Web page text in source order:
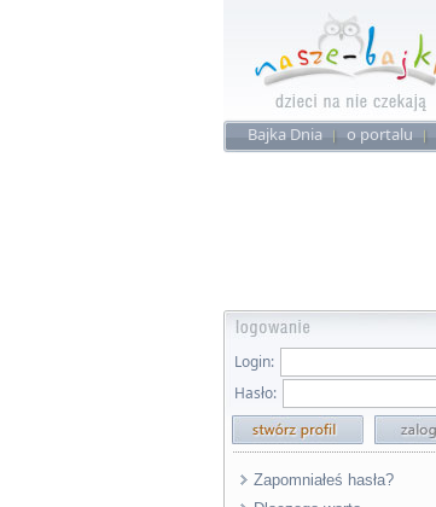
Bajka Dnia o portalu
Login:
Hasło:
Zapomniałeś hasła?